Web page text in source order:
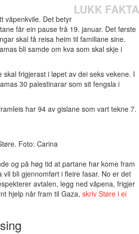
LUKK FAKTA
våpenkvile. Det betyr
får ein pause frå 19. januar. Det første
skal få reisa heim til familiane sine.
bli samde om kva som skal skje i
frigjerast i løpet av dei seks vekene. I
30 palestinarar som sit fengsla i
har 94 av gislane som vart tekne 7.
Foto: Carina
og på høg tid at partane har kome fram
vil bli gjennomført i fleire fasar. No er det
avtalen, legg ned våpena, frigjer
hjelp når fram til Gaza, skriv Støre i ei